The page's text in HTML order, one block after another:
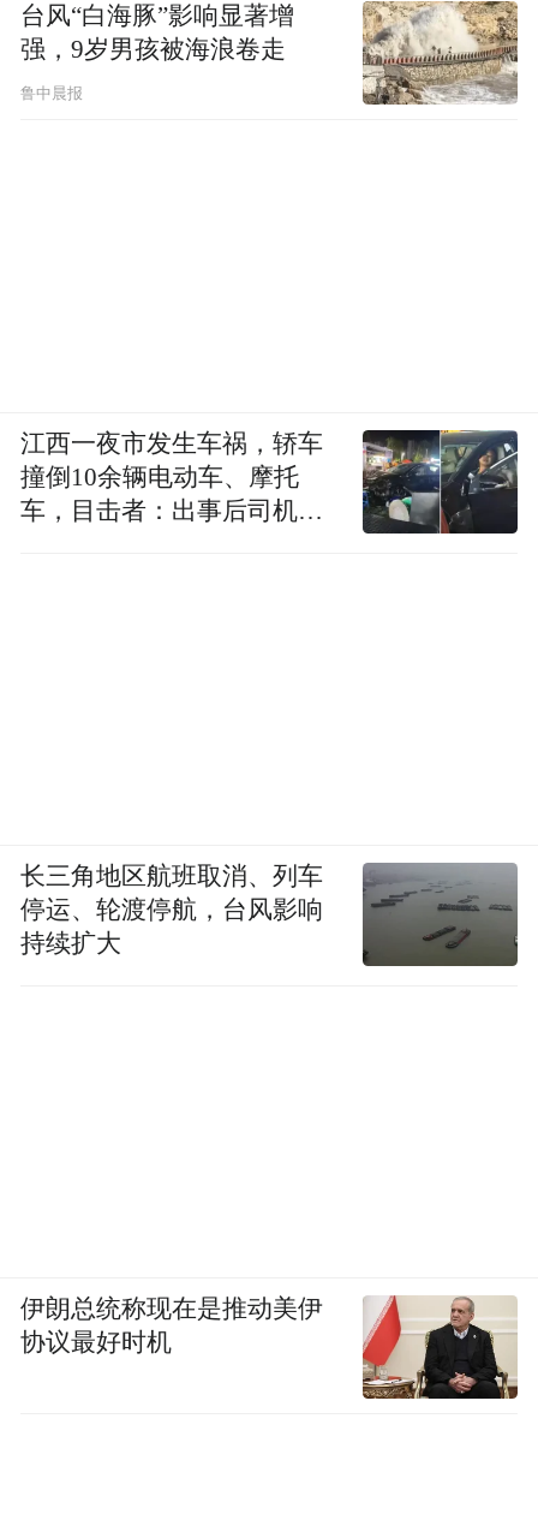
台风“白海豚”影响显著增
强，9岁男孩被海浪卷走
鲁中晨报
江西一夜市发生车祸，轿车
撞倒10余辆电动车、摩托
车，目击者：出事后司机一
长三角地区航班取消、列车
停运、轮渡停航，台风影响
持续扩大
伊朗总统称现在是推动美伊
协议最好时机